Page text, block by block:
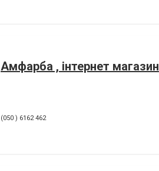
Амфарба , інтернет магазин
(050 ) 6162 462